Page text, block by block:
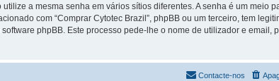
a mesma senha em vários sítios diferentes. A senha é um meio
com “Comprar Cytotec Brazil”, phpBB ou um terceiro, tem
phpBB. Este processo pede-lhe o nome de utilizador e email,
Contacte-nos